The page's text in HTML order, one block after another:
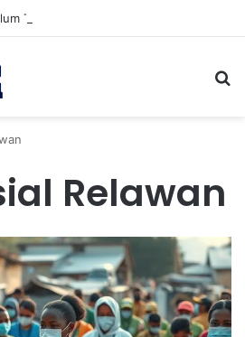
Tidur: Meningkatkan Kesehatan
Relawan